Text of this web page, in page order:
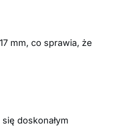
mm, co sprawia, że
doskonałym